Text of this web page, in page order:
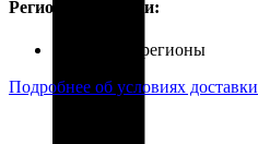
Регионы доставки:
Россия, все регионы
Подробнее об условиях доставки